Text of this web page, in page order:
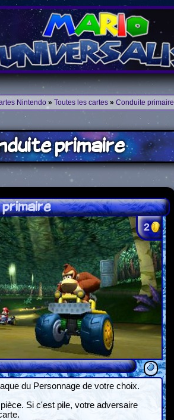
Nintendo » Toutes les cartes » Conduite primaire
primaire
2
du Personnage de votre choix.
Si c'est pile, votre adversaire